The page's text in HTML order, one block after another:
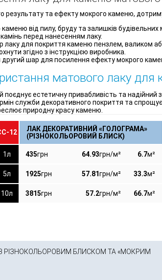
та ефекту мокрого каменю,
від пилу, бруду та залишків будівельних
перед нанесенням лаку.
лаку для покриття каменю пензлем, валиком
згідно з інструкцією виробника.
шар для посилення ефекту мокрого
матового лаку для
естетичну привабливість та
служби декоративного покриття та
природну красу каменю.
12
ЛАК ДЕКОРАТИВНИЙ «ГОЛОГРАМА»
(РІЗНОКОЛЬОРОВИЙ БЛИСК)
1л 435грн 64.93грн/м² 6.7м²
5л 1925грн 57.81грн/м² 33.3м²
10л 3815грн 57.2грн/м² 66.7м²
РІЗНОКОЛЬОРОВИМ БЛИСКОМ ТА «МОКРИМ